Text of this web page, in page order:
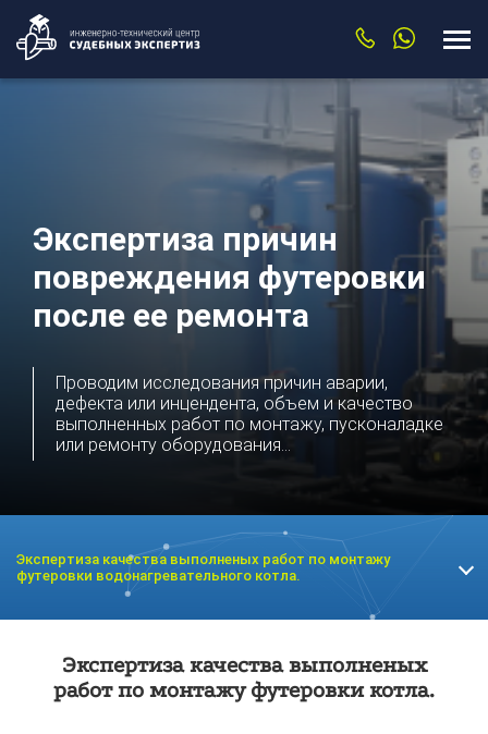
Экспертиза причин
повреждения футеровки
после ее ремонта
Проводим исследования причин аварии,
дефекта или инцендента, объем и качество
выполненных работ по монтажу, пусконаладке
или ремонту оборудования...
Экспертиза качества выполненых работ по монтажу
футеровки водонагревательного котла.
электросчетчика
электродвигателя
Экспертиза качества выполненых
работ по монтажу футеровки котла.